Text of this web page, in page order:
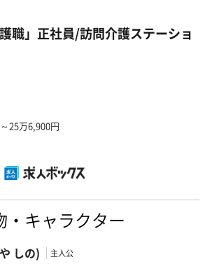
職」正社員/訪問介護ステーショ
25万6,900円
・キャラクター
しの) 主人公